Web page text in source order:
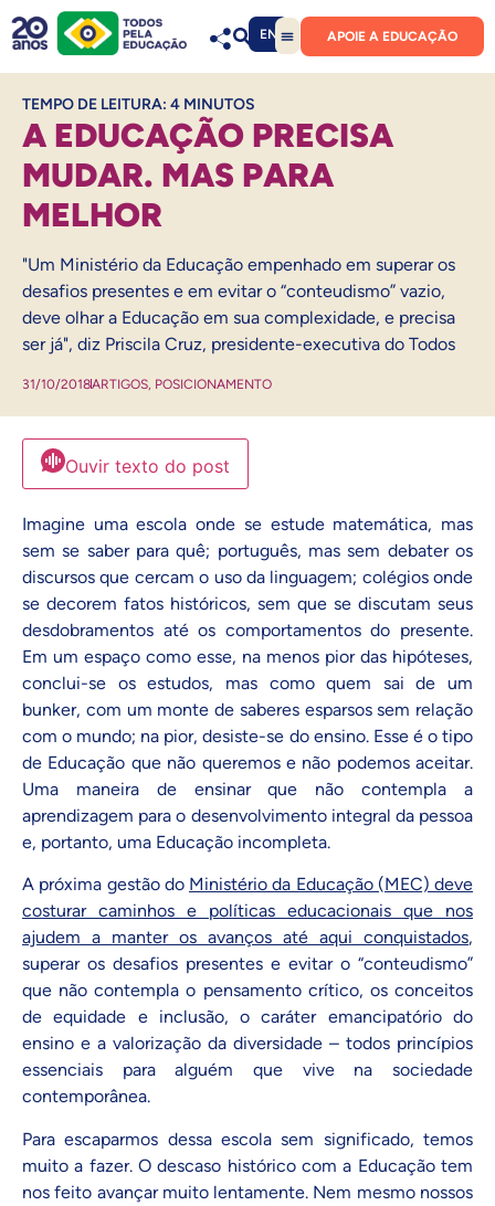
EN APOIE A EDUCAÇÃO
TEMPO DE LEITURA: 4 MINUTOS
A EDUCAÇÃO PRECISA
MUDAR. MAS PARA
MELHOR
"Um Ministério da Educação empenhado em superar os
desafios presentes e em evitar o “conteudismo” vazio,
deve olhar a Educação em sua complexidade, e precisa
ser já", diz Priscila Cruz, presidente-executiva do Todos
31/10/2018ARTIGOS, POSICIONAMENTO
Ouvir texto do post
Imagine uma escola onde se estude matemática, mas
sem se saber para quê; português, mas sem debater os
discursos que cercam o uso da linguagem; colégios onde
se decorem fatos históricos, sem que se discutam seus
desdobramentos até os comportamentos do presente.
Em um espaço como esse, na menos pior das hipóteses,
conclui-se os estudos, mas como quem sai de um
bunker, com um monte de saberes esparsos sem relação
com o mundo; na pior, desiste-se do ensino. Esse é o tipo
de Educação que não queremos e não podemos aceitar.
Uma maneira de ensinar que não contempla a
aprendizagem para o desenvolvimento integral da pessoa
e, portanto, uma Educação incompleta.
A próxima gestão do Ministério da Educação (MEC) deve
costurar caminhos e políticas educacionais que nos
ajudem a manter os avanços até aqui conquistados,
superar os desafios presentes e evitar o “conteudismo”
que não contempla o pensamento crítico, os conceitos
de equidade e inclusão, o caráter emancipatório do
ensino e a valorização da diversidade – todos princípios
essenciais para alguém que vive na sociedade
contemporânea.
Para escaparmos dessa escola sem significado, temos
muito a fazer. O descaso histórico com a Educação tem
nos feito avançar muito lentamente. Nem mesmo nossos